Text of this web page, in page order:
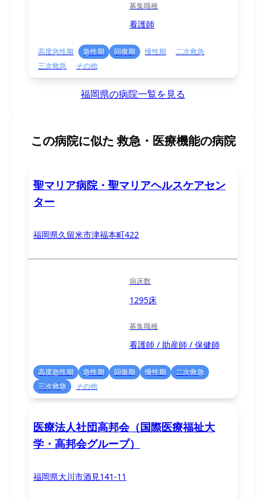
募集職種
看護師
高度急性期 急性期 回復期 慢性期
二次救急
三次救急
その他
福岡県の病院一覧を見る
この病院に似た 救急・医療機能の病院
聖マリア病院・聖マリアヘルスケアセン
ター
福岡県久留米市津福本町422
病床数
1295床
募集職種
看護師 / 助産師 / 保健師
高度急性期 急性期 回復期 慢性期
二次救急
三次救急
その他
医療法人社団高邦会（国際医療福祉大
学・高邦会グループ）
福岡県大川市酒見141-11